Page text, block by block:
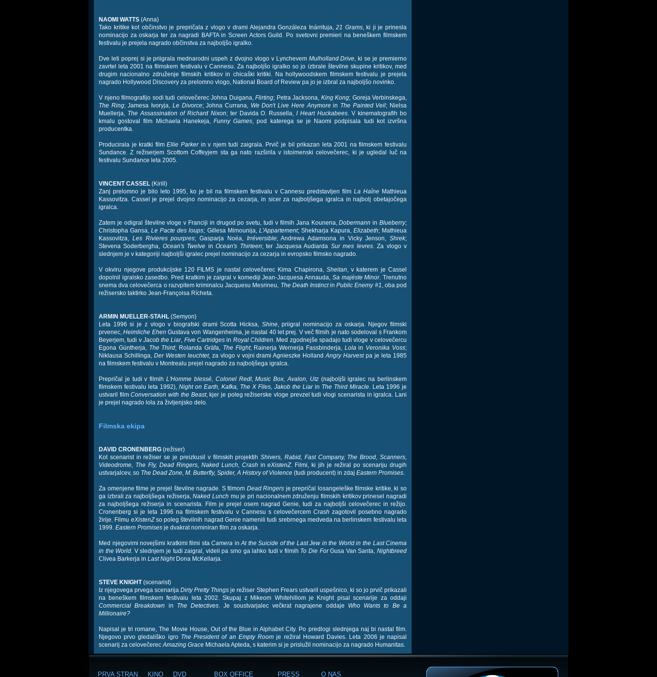
NAOMI WATTS (Anna)
Tako kritike kot občinstvo je prepričala z vlogo v drami Alejandra Gonzáleza Inárrituja,21 Grams, ki ji je prinesla
nominacijo za oskarja ter za nagradi BAFTA in Screen Actors Guild. Po svetovni premieri na beneškem filmskem
festivalu je prejela nagrado občinstva za najboljšo igralko.
Dve leti poprej si je priigrala mednarodni uspeh z dvojno vlogo v Lynchevem Mulholland Drive, ki se je premierno
zavrtel leta 2001 na filmskem festivalu v Cannesu. Za najboljšo igralko so jo izbrale številne skupine kritikov, med
drugim nacionalno združenje filmskih kritikov in chicaški kritiki. Na hollywoodskem filmskem festivalu je prejela
nagrado Hollywood Discovery za prelomno vlogo, National Board of Review pa jo je izbral za najboljšo novinko.
V njeno filmografijo sodi tudi celovečerec Johna Duigana, Flirting; Petra Jacksona, King Kong; Goreja Verbinskega,
The Ring; Jamesa Ivoryja, Le Divorce; Johna Currana, We Don't Live Here Anymorein The Painted Veil; Nielsa
Muellerja, The Assassination of Richard Nixon; ter Davida O. Russella,I Heart Huckabees. V kinematografih bo
kmalu gostoval film Michaela Hanekeja, Funny Games, pod katerega se je Naomi podpisala tudi kot izvršna
producentka.
Producirala je kratki filmEllie Parkerin v njem tudi zaigrala. Prvič je bil prikazan leta 2001 na filmskem festivalu
Sundance. Z režiserjem Scottom Coffeyjem sta ga nato razširila v istoimenski celovečerec, ki je ugledal luč na
festivalu Sundance leta 2005.
VINCENT CASSEL (Kirill)
Zanj prelomno je bilo leto 1995, ko je bil na filmskem festivalu v Cannesu predstavljen film La Haîne Mathieua
Kassovitza. Cassel je prejel dvojno nominacijo za cezarja, in sicer za najboljšega igralca in najbolj obetajočega
igralca.
Zatem je odigral številne vloge v Franciji in drugod po svetu, tudi v filmih Jana Kounena,Dobermann inBlueberry;
Christopha Gansa,Le Pacte des loups; Gillesa Mimounija, L'Appartement; Shekharja Kapura, Elizabeth; Mathieua
Kassovitza, Les Rivieres pourpres; Gasparja Noéa, Irréversible; Andrewa Adamsona in Vicky Jenson, Shrek;
Stevena Soderbergha, Ocean's Twelve inOcean's Thirteen; ter Jacquesa Audiarda Sur mes levres. Za vlogo v
slednjem je v kategoriji najboljši igralec prejel nominacijo za cezarja in evropsko filmsko nagrado.
V okviru njegove produkcijske 120 FILMS je nastal celovečerec Kima Chapirona, Sheitan, v katerem je Cassel
dopolnil igralsko zasedbo. Pred kratkim je zaigral v komediji Jean-Jacquesa Annauda, Sa majéste Minor. Trenutno
snema dva celovečerca o razvpitem kriminalcu Jacquesu Mesrineu, The Death InstinctinPublic Enemy #1, oba pod
režisersko taktirko Jean-Françoisa Rícheta.
ARMIN MUELLER-STAHL (Semyon)
Leta 1996 si je z vlogo v biografski drami Scotta Hicksa, Shine, priigral nominacijo za oskarja. Njegov filmski
prvenec,Heimliche Ehen Gustava von Wangenheima, je nastal 40 let prej. V več filmih je nato sodeloval s Frankom
Beyerjem, tudi v Jacob the Liar, Five Cartridges in Royal Children. Med zgodnejše spadajo tudi vloge v celovečercu
Egona Güntherja, The Third; Rolanda Gräfa, The Flight; Rainerja Wernerja Fassbinderja, Lolain Veronika Voss;
Niklausa Schillinga, Der Westen leuchtet, za vlogo v vojni drami Agnieszke HollandAngry Harvestpa je leta 1985
na filmskem festivalu v Montrealu prejel nagrado za najboljšega igralca.
Prepričal je tudi v filmihL'Homme blessé, Colonel Redl, Music Box, Avalon, Utz(najboljši igralec na berlinskem
filmskem festivalu leta 1992), Night on Earth, Kafka, The X Files, Jakob the Liarin The Third Miracle. Leta 1996 je
ustvaril filmConversation with the Beast, kjer je poleg režiserske vloge prevzel tudi vlogi scenarista in igralca. Lani
je prejel nagrado lola za življenjsko delo.
Filmska ekipa
DAVID CRONENBERG (režiser)
Kot scenarist in režiser se je preizkusil v filmskih projektihShivers, Rabid, Fast Company, The Brood, Scanners,
Videodrome, The Fly, Dead Ringers, Naked Lunch, Crash ineXistenZ. Filmi, ki jih je režiral po scenariju drugih
ustvarjalcev, so The Dead Zone, M. Butterfly, Spider, A History of Violence (tudi producent) in zdaj Eastern Promises.
Za omenjene filme je prejel številne nagrade. S filmom Dead Ringers je prepričal losangeleške filmske kritike, ki so
ga izbrali za najboljšega režiserja,Naked Lunch mu je pri nacionalnem združenju filmskih kritikov prinesel nagradi
za najboljšega režiserja in scenarista. Film je prejel osem nagrad Genie, tudi za najboljši celovečerec in režijo.
Cronenberg si je leta 1996 na filmskem festivalu v Cannesu s celovečercem Crash zagotovil posebno nagrado
žirije. Filmu eXistenZso poleg številnih nagrad Genie namenili tudi srebrnega medveda na berlinskem festivalu leta
1999. Eastern Promises je dvakrat nominiran film za oskarja.
Med njegovimi novejšimi kratkimi filmi staCamera inAt the Suicide of the Last Jew in the World in the Last Cinema
in the World. V slednjem je tudi zaigral, videli pa smo ga lahko tudi v filmih To Die ForGusa Van Santa,Nightbreed
Clivea Barkerja in Last NightDona McKellarja.
STEVE KNIGHT(scenarist)
Iz njegovega prvega scenarijaDirty Pretty Things je režiser Stephen Frears ustvaril uspešnico, ki so jo prvič prikazali
na beneškem filmskem festivalu leta 2002. Skupaj z Mikeom Whitehillom je Knight pisal scenarije za oddaji
Commercial Breakdown in The Detectives. Je soustvarjalec večkrat nagrajene oddaje Who Wants to Be a
Millionaire?
Napisal je tri romane, The Movie House, Out of the Blue in Alphabet City. Po predlogi slednjega naj bi nastal film.
Njegovo prvo gledališko igro The President of an Empty Room je režiral Howard Davies. Leta 2006 je napisal
scenarij za celovečerecAmazing Grace Michaela Apteda, s katerim si je prislužil nominacijo za nagrado Humanitas.
PRVA STRAN KINO DVD BOX OFFICE PRESS O NAS